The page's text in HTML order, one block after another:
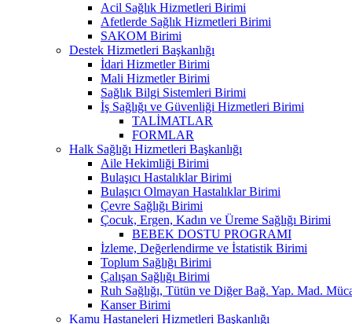
Acil Sağlık Hizmetleri Birimi
Afetlerde Sağlık Hizmetleri Birimi
SAKOM Birimi
Destek Hizmetleri Başkanlığı
İdari Hizmetler Birimi
Mali Hizmetler Birimi
Sağlık Bilgi Sistemleri Birimi
İş Sağlığı ve Güvenliği Hizmetleri Birimi
TALİMATLAR
FORMLAR
Halk Sağlığı Hizmetleri Başkanlığı
Aile Hekimliği Birimi
Bulaşıcı Hastalıklar Birimi
Bulaşıcı Olmayan Hastalıklar Birimi
Çevre Sağlığı Birimi
Çocuk, Ergen, Kadın ve Üreme Sağlığı Birimi
BEBEK DOSTU PROGRAMI
İzleme, Değerlendirme ve İstatistik Birimi
Toplum Sağlığı Birimi
Çalışan Sağlığı Birimi
Ruh Sağlığı, Tütün ve Diğer Bağ. Yap. Mad.
Kanser Birimi
Kamu Hastaneleri Hizmetleri Başkanlığı